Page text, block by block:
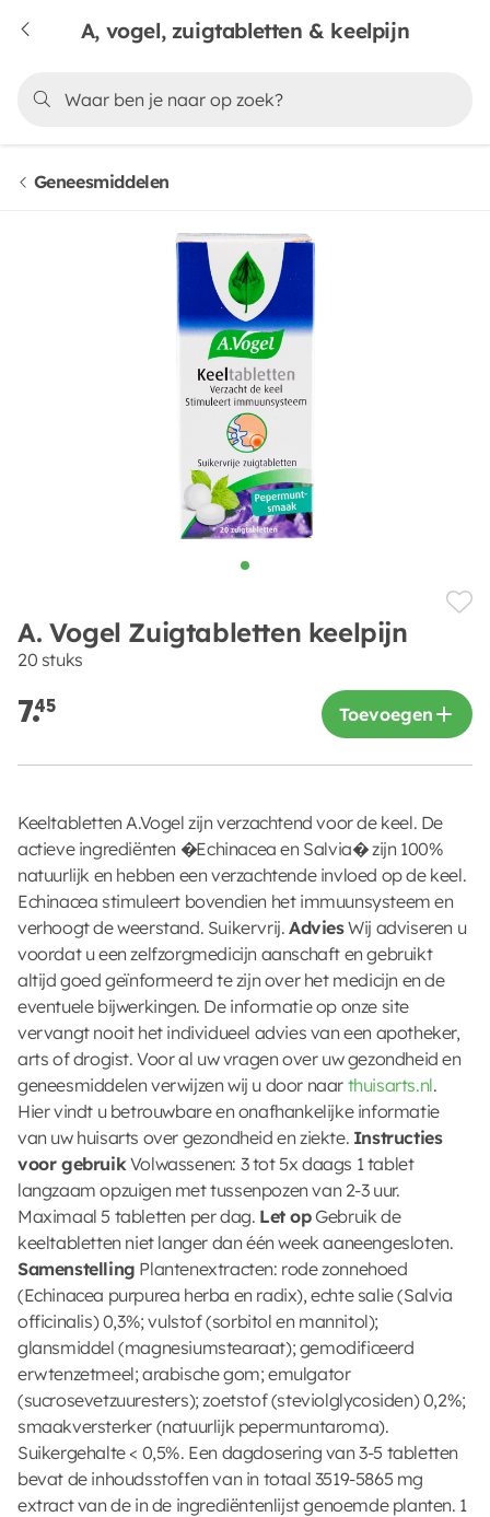
A, vogel, zuigtabletten & keelpijn
Geneesmiddelen
A. Vogel Zuigtabletten keelpijn
20 stuks
7.45 Toevoegen
Keeltabletten A.Vogel zijn verzachtend voor de keel. De
actieve ingrediënten �Echinacea en Salvia� zijn 100%
natuurlijk en hebben een verzachtende invloed op de keel.
Echinacea stimuleert bovendien het immuunsysteem en
verhoogt de weerstand. Suikervrij.AdviesWij adviseren u
voordat u een zelfzorgmedicijn aanschaft en gebruikt
altijd goed geïnformeerd te zijn over het medicijn en de
eventuele bijwerkingen. De informatie op onze site
vervangt nooit het individueel advies van een apotheker,
arts of drogist. Voor al uw vragen over uw gezondheid en
geneesmiddelen verwijzen wij u door naar thuisarts.nl.
Hier vindt u betrouwbare en onafhankelijke informatie
van uw huisarts over gezondheid en ziekte. Instructies
voor gebruikVolwassenen: 3 tot 5x daags 1 tablet
langzaam opzuigen met tussenpozen van 2-3 uur.
Maximaal 5 tabletten per dag. Let opGebruik de
keeltabletten niet langer dan één week aaneengesloten.
Samenstelling Plantenextracten: rode zonnehoed
(Echinacea purpurea herba en radix), echte salie (Salvia
officinalis) 0,3%; vulstof (sorbitol en mannitol);
glansmiddel (magnesiumstearaat); gemodificeerd
erwtenzetmeel; arabische gom; emulgator
(sucrosevetzuuresters); zoetstof (steviolglycosiden) 0,2%;
smaakversterker (natuurlijk pepermuntaroma).
Suikergehalte < 0,5%. Een dagdosering van 3-5 tabletten
bevat de inhoudsstoffen van in totaal 3519-5865 mg
extract van de in de ingrediëntenlijst genoemde planten. 1